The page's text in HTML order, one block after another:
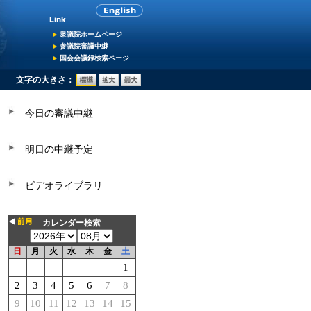
衆議院ホームページ
参議院審議中継
国会会議録検索ページ
文字の大きさ：
今日の審議中継
明日の中継予定
ビデオライブラリ
カレンダー検索
日 月 火 水 木 金 土
1
2
3 4 5 6 7
8
9
10 11 12 13 14
15